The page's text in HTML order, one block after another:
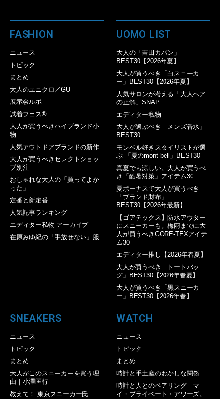
FASHION
ニュース
トピック
まとめ
大人のユニクロ／GU
展示会ルポ
試着フェス®︎
大人が買うべきハイブランド小
物
人気アウトドアブランドの新作
大人が買うべきセレクトショッ
プ別注
おしゃれな大人の「買ってよか
った」
定番と新定番
人気記事ランキング
エディター私物 アーカイブ
在原みゆ紀の「手放せない」服
UOMO LIST
大人の「吉田カバン」
BEST30【2026年夏】
大人が買うべき「白スニーカ
ー」BEST30【2026年夏】
人気サロンが考える「大人ヘア
の正解」SNAP
エディター私物
大人が選ぶべき「メンズ香水」
BEST30
モンベル好きスタイリストが選
ぶ 「夏のmont-bell」BEST30
真夏でも涼しい。大人が買うべ
き「酷暑対策」アイテム30
夏ボーナスで大人が買うべき
「ブランド財布」
BEST30【2026年最新】
【ゴアテックス】防水アウター
にスニーカーも。梅雨までに大
人が買うべきGORE-TEXアイテ
ム30
エディター推し【2026年春夏】
大人が買うべき「トートバッ
グ」BEST30【2026年春夏】
大人が買うべき「黒スニーカ
ー」BEST30【2026年春】
SNEAKERS
ニュース
トピック
まとめ
大人がこのスニーカーを買う理
由｜小澤匡行
教えて！ 東京スニーカー氏
WATCH
ニュース
トピック
まとめ
時計と手土産のおかしな関係
時計と人とのペアリング｜マ
イ・プライベート・アワーズ。